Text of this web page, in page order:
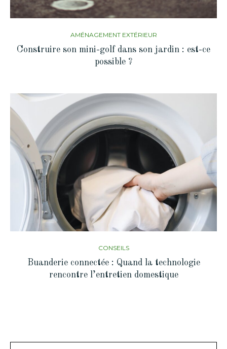
AMÉNAGEMENT EXTÉRIEUR
Construire son mini-golf dans son jardin : est-ce
possible ?
CONSEILS
Buanderie connectée : Quand la technologie
rencontre l’entretien domestique